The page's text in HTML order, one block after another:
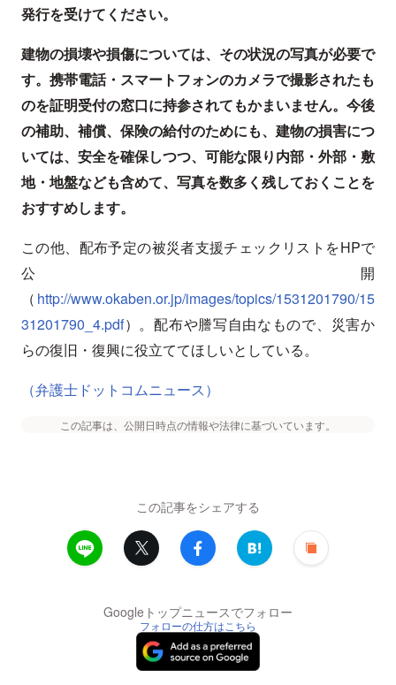
発行を受けてください。
建物の損壊や損傷については、その状況の写真が必要で
す。携帯電話・スマートフォンのカメラで撮影されたも
のを証明受付の窓口に持参されてもかまいません。今後
の補助、補償、保険の給付のためにも、建物の損害につ
いては、安全を確保しつつ、可能な限り内部・外部・敷
地・地盤なども含めて、写真を数多く残しておくことを
おすすめします。
この他、配布予定の被災者支援チェックリストをHPで
公開
（ http://www.okaben.or.jp/images/topics/1531201790/15
31201790_4.pdf）。配布や謄写自由なもので、災害か
らの復旧・復興に役立ててほしいとしている。
（弁護士ドットコムニュース）
この記事は、公開日時点の情報や法律に基づいています。
この記事をシェアする
Googleトップニュースでフォロー
フォローの仕方はこちら